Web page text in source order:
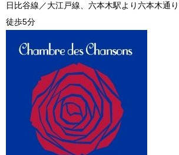
日比谷線／大江戸線、六本木駅より六本木通
徒歩5分